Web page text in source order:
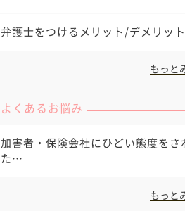
弁護士をつけるメリット/デメリット
もっと
よくあるお悩み
加害者・保険会社にひどい態度をさ
た…
もっと